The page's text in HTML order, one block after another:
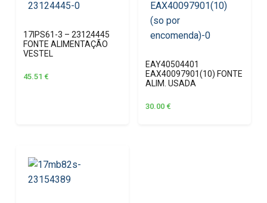
17IPS61-3 – 23124445
FONTE ALIMENTAÇÃO
VESTEL
45.51 €
EAY40504401
EAX40097901(10) FONTE
ALIM. USADA
30.00 €